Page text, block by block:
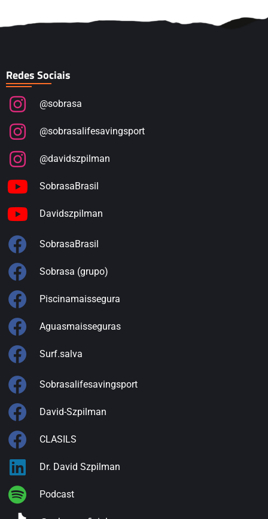
Redes Sociais
@sobrasa
@sobrasalifesavingsport
@davidszpilman
SobrasaBrasil
Davidszpilman
SobrasaBrasil
Sobrasa (grupo)
Piscinamaissegura
Aguasmaisseguras
Surf.salva
Sobrasalifesavingsport
David-Szpilman
CLASILS
Dr. David Szpilman
Podcast